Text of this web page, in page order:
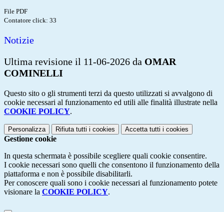
File PDF
Contatore click: 33
Notizie
Ultima revisione il 11-06-2026 da OMAR
COMINELLI
Questo sito o gli strumenti terzi da questo utilizzati si avvalgono di
cookie necessari al funzionamento ed utili alle finalità illustrate nella
COOKIE POLICY.
Personalizza Rifiuta tutti i cookies Accetta tutti i cookies
Gestione cookie
In questa schermata è possibile scegliere quali cookie consentire.
I cookie necessari sono quelli che consentono il funzionamento della
piattaforma e non è possibile disabilitarli.
Per conoscere quali sono i cookie necessari al funzionamento potete
visionare la COOKIE POLICY.